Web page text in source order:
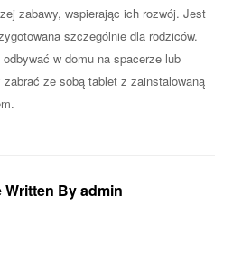
zabawy, wspierając ich rozwój. Jest
szczególnie dla rodziców.
w domu na spacerze lub
ze sobą tablet z zainstalowaną
Written By admin